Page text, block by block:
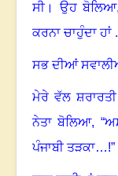
ਸੀ। ਉਹ
ਕਰਨਾ ਚਾਹੁੰਦਾ ਹਾਂ
ਸਭ ਦੀਆਂ
ਮੇਰੇ ਵੱਲ ਸ਼ਰਾਰਤੀ
ਨੇਤਾ ਬੋਲਿਆ, “
ਪੰਜਾਬੀ ਤੜਕਾ…!”